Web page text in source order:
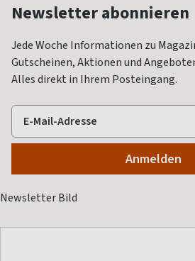
Newsletter abonnieren
Jede Woche Informationen zu
Gutscheinen, Aktionen und
Alles direkt in Ihrem Posteingang.